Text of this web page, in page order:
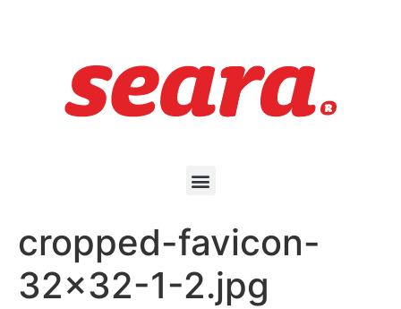
cropped-favicon-
32×32-1-2.jpg